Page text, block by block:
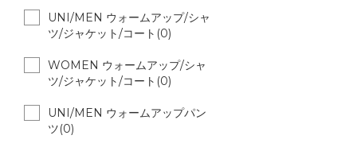
UNI/MEN ウォームアップ/シャ
ツ/ジャケット/コート(0)
WOMEN ウォームアップ/シャ
ツ/ジャケット/コート(0)
UNI/MEN ウォームアップパン
ツ(0)